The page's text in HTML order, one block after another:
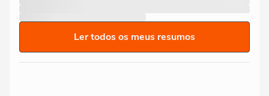
Ler todos os meus resumos